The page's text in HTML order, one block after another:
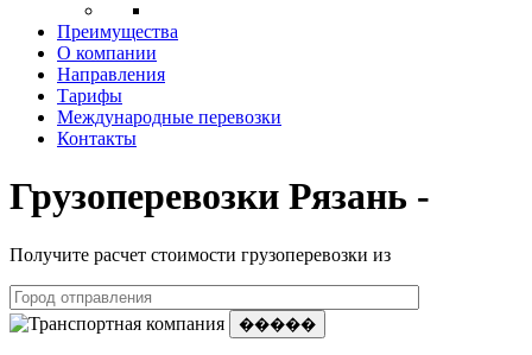
Преимущества
О компании
Направления
Тарифы
Международные перевозки
Контакты
Грузоперевозки Рязань -
Получите расчет стоимости грузоперевозки из
�����